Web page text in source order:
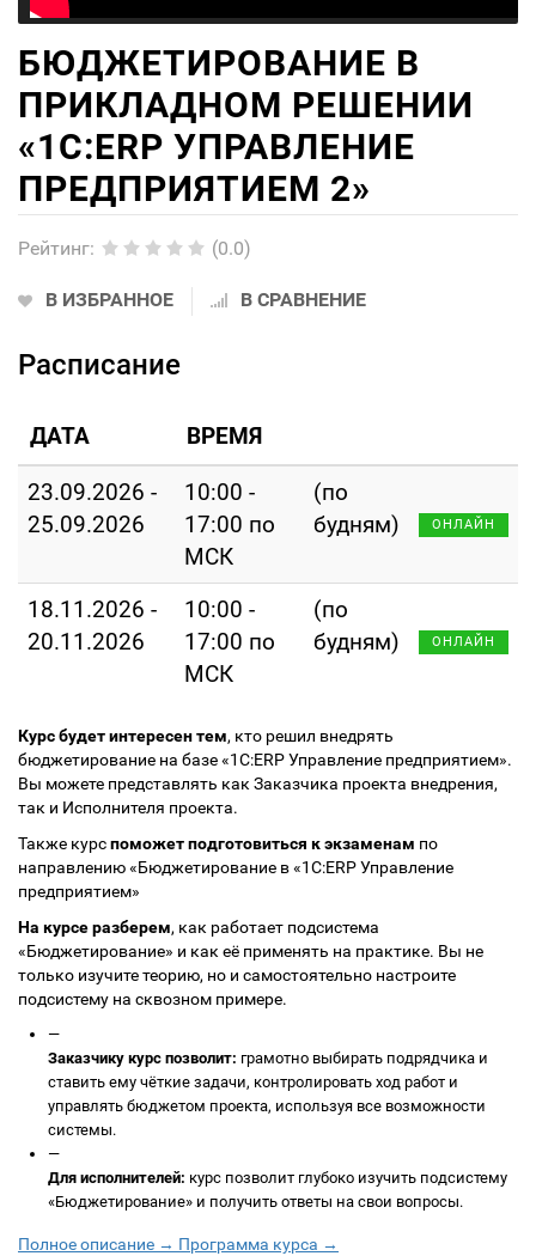
БЮДЖЕТИРОВАНИЕ В
ПРИКЛАДНОМ РЕШЕНИИ
«1С:ERP УПРАВЛЕНИЕ
ПРЕДПРИЯТИЕМ 2»
Рейтинг: (0.0)
В ИЗБРАННОЕ В СРАВНЕНИЕ
Расписание
ДАТА ВРЕМЯ
23.09.2026 -
25.09.2026
10:00 -
17:00 по
МСК
(по
будням)
ОНЛАЙН
18.11.2026 -
20.11.2026
10:00 -
17:00 по
МСК
(по
будням)
ОНЛАЙН
Курс будет интересен тем, кто решил внедрять
бюджетирование на базе «1С:ERP Управление предприятием».
Вы можете представлять как Заказчика проекта внедрения,
так и Исполнителя проекта.
Также курспоможет подготовиться к экзаменам по
направлению «Бюджетирование в «1С:ERP Управление
предприятием»
На курсе разберем, как работает подсистема
«Бюджетирование» и как её применять на практике. Вы не
только изучите теорию, но и самостоятельно настроите
подсистему на сквозном примере.
—
Заказчику курс позволит: грамотно выбирать подрядчика и
ставить ему чёткие задачи, контролировать ход работ и
управлять бюджетом проекта, используя все возможности
системы.
—
Для исполнителей: курс позволит глубоко изучить подсистему
«Бюджетирование» и получить ответы на свои вопросы.
Полное описание → Программа курса →